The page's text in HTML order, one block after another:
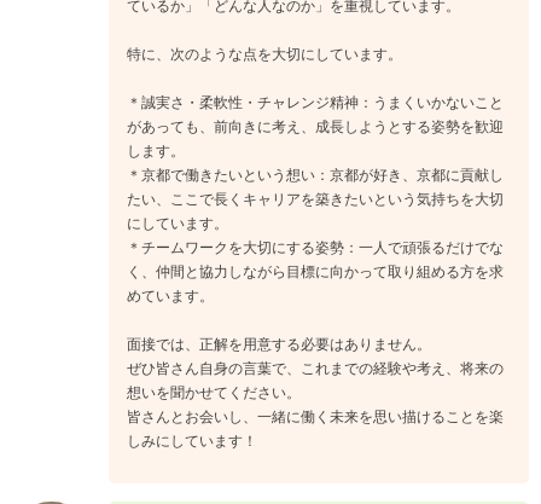
ているか」「どんな人なのか」を重視しています。
特に、次のような点を大切にしています。
＊誠実さ・柔軟性・チャレンジ精神：うまくいかないこと
があっても、前向きに考え、成長しようとする姿勢を歓迎
します。
＊京都で働きたいという想い：京都が好き、京都に貢献し
たい、ここで長くキャリアを築きたいという気持ちを大切
にしています。
＊チームワークを大切にする姿勢：一人で頑張るだけでな
く、仲間と協力しながら目標に向かって取り組める方を求
めています。
面接では、正解を用意する必要はありません。
ぜひ皆さん自身の言葉で、これまでの経験や考え、将来の
想いを聞かせてください。
皆さんとお会いし、一緒に働く未来を思い描けることを楽
しみにしています！